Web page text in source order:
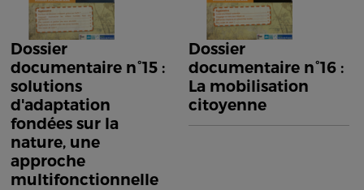
Dossier
documentaire n°15 :
solutions
d'adaptation
fondées sur la
nature, une
approche
multifonctionnelle
Dossier
documentaire n°16 :
La mobilisation
citoyenne